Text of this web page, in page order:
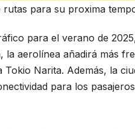
para su proxima
para el verano de
aerolínea añadirá más
Narita. Además, la
para los